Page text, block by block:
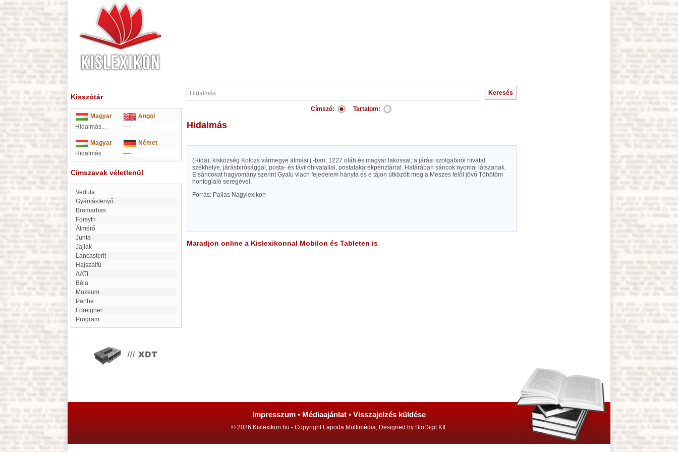
Kisszótár
Magyar
Angol
Hidalmás...
----
Magyar
Német
Hidalmás...
----
Címszavak véletlenül
Veduta
Gyántásfenyő
Bramarbas
Forsyth
átmérő
Junta
Jajlak
Lancasterit
Hajszálfű
AATI
Béla
Muzeum
Parthe
foreigner
program
Címszó: Tartalom:
Hidalmás
(Hida), kisközség Kolozs vármegye almási j.-ban, 1227 oláh és magyar lakossal; a járási szolgabirói hivatal
székhelye, járásbirósággal, posta- és táviróhivatallal, postatakarékpénztárral. Határában sáncok nyomai látszanak.
E sáncokat hagyomány szerint Gyalu vlach fejedelem hányta és e tájon ütközött meg a Meszes felől jövő Töhötöm
honfoglaló seregével.
Forrás: Pallas Nagylexikon
Maradjon online a Kislexikonnal Mobilon és Tableten is
Impresszum • Médiaajánlat • Visszajelzés küldése
© 2026 Kislexikon.hu - Copyright Lapoda Multimédia, Designed by BioDigit Kft.